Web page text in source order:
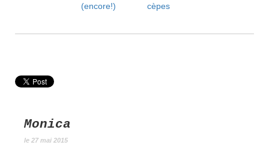
(encore!)
cèpes
Monica
le 27 mai 2015